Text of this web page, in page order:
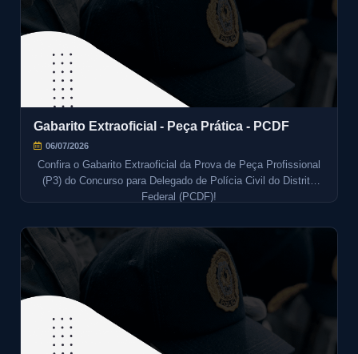
Gabarito Extraoficial - Peça Prática - PCDF
06/07/2026
Confira o Gabarito Extraoficial da Prova de Peça Profissional
(P3) do Concurso para Delegado de Polícia Civil do Distrito
Federal (PCDF)!